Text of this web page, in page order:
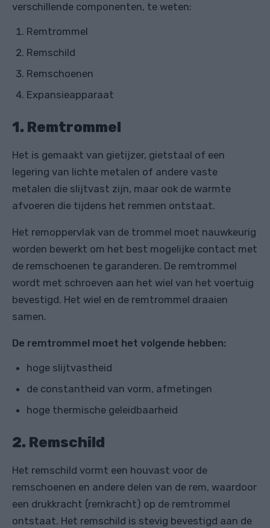
verschillende componenten, te weten:
Remtrommel
Remschild
Remschoenen
Expansieapparaat
1. Remtrommel
Het is gemaakt van gietijzer, gietstaal of een
legering van lichte metalen of andere vaste
metalen die slijtvast zijn, maar ook de warmte
afvoeren die tijdens het remmen ontstaat.
Het remoppervlak van de trommel moet nauwkeurig
worden bewerkt om het best mogelijke contact met
de remschoenen te garanderen. De remtrommel
wordt met schroeven aan het wiel van het voertuig
bevestigd. Het wiel en de remtrommel draaien
samen.
De remtrommel moet het volgende hebben:
hoge slijtvastheid
de constantheid van vorm, afmetingen
hoge thermische geleidbaarheid
2. Remschild
Het remschild vormt een houvast voor de
remschoenen en andere delen van de rem, waardoor
een drukkracht (remkracht) op de remtrommel
ontstaat. Het remschild is stevig bevestigd aan de